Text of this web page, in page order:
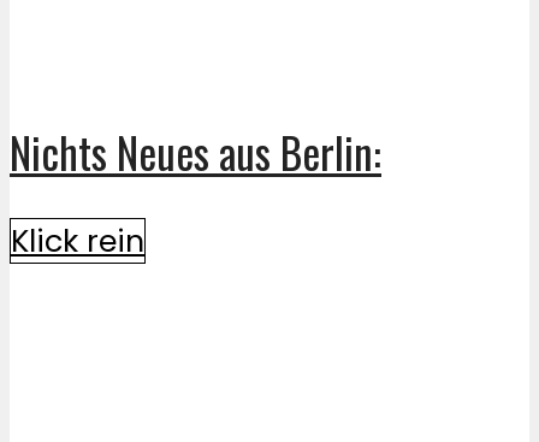
Nichts Neues aus Berlin:
Klick rein